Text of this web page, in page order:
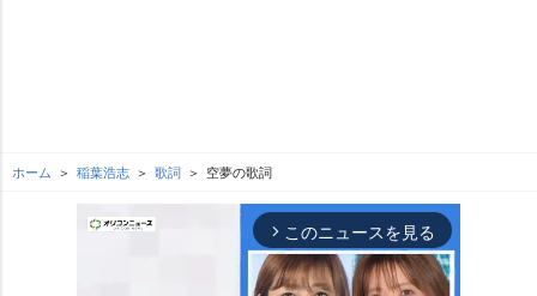
ホーム 稲葉浩志 歌詞 空夢の歌詞
arrow_forward_ios このニュースを見る